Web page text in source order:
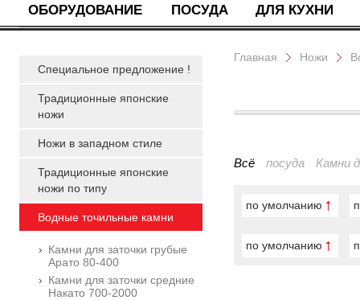
ОБОРУДОВАНИЕ ПОСУДА ДЛЯ КУХНИ
Специальное предложение !
Традиционные японские
ножи
Ножи в западном стиле
Традиционные японские
ножи по типу
Водные точильные камни
Камни для заточки грубые
Арато 80-400
Камни для заточки средние
Накато 700-2000
Главная Ножи
Всё посуда Камни
по умолчанию
по умолчанию